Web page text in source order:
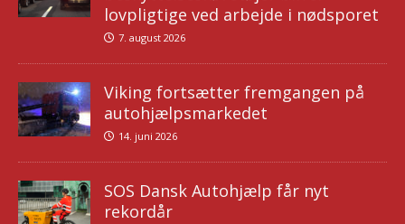
lovpligtige ved arbejde i nødsporet
7. august 2026
Viking fortsætter fremgangen på
autohjælpsmarkedet
14. juni 2026
SOS Dansk Autohjælp får nyt
rekordår